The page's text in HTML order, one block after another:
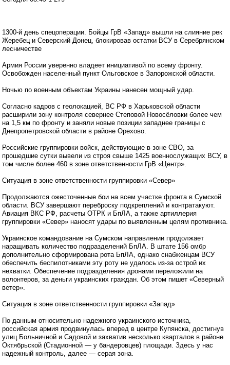
1300-й день спецоперации. Бойцы ГрВ «Запад» вышли на слияние рек
Жеребец и Северский Донец, блокировав остатки ВСУ в Серебрянском
лесничестве
Армия России уверенно владеет инициативой по всему фронту.
Освобожден населенный пункт Ольговское в Запорожской области.
Ночью по военным объектам Украины нанесен мощный удар.
Согласно кадров с геолокацией, ВС РФ в Харьковской области
расширили зону контроля севернее Степовой Новосёловки более чем
на 1,5 км по фронту и заняли новые позиции западнее границы с
Днепропетровской области в районе Орехово.
Российские группировки войск, действующие в зоне СВО, за
прошедшие сутки вывели из строя свыше 1425 военнослужащих ВСУ, в
том числе более 460 в зоне ответственности ГрВ «Центр».
Ситуация в зоне ответственности группировки «Север»
Продолжаются ожесточенные бои на всем участке фронта в Сумской
области. ВСУ завершают переброску подкреплений и контратакуют.
Авиация ВКС РФ, расчеты ОТРК и БпЛА, а также артиллерия
группировки «Север» наносят удары по выявленным целям противника.
Украинское командование на Сумском направлении продолжает
наращивать количество подразделений БпЛА. В штате 156 омбр
дополнительно сформирована рота БпЛА, однако снабженцам ВСУ
обеспечить беспилотниками эту роту не удалось из-за острой их
нехватки. Обеспечение подразделения дронами переложили на
волонтеров, за деньги украинских граждан. Об этом пишет «Северный
ветер».
Ситуация в зоне ответственности группировки «Запад»
По данным относительно надежного украинского источника,
российская армия продвинулась вперед в центре Купянска, достигнув
улиц Больничной и Садовой и захватив несколько кварталов в районе
Октябрьской (Стадионной — у бандеровцев) площади. Здесь у нас
надежный контроль, далее — серая зона.